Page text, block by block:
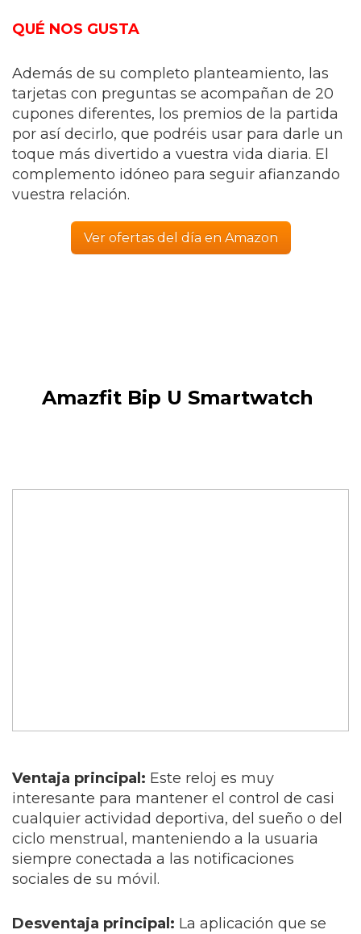
QUÉ NOS GUSTA
Además de su completo planteamiento, las
tarjetas con preguntas se acompañan de 20
cupones diferentes, los premios de la partida
por así decirlo, que podréis usar para darle un
toque más divertido a vuestra vida diaria. El
complemento idóneo para seguir afianzando
vuestra relación.
Ver ofertas del día en Amazon
Amazfit Bip U Smartwatch
Ventaja principal : Este reloj es muy
interesante para mantener el control de casi
cualquier actividad deportiva, del sueño o del
ciclo menstrual, manteniendo a la usuaria
siempre conectada a las notificaciones
sociales de su móvil.
Desventaja principal : La aplicación que se